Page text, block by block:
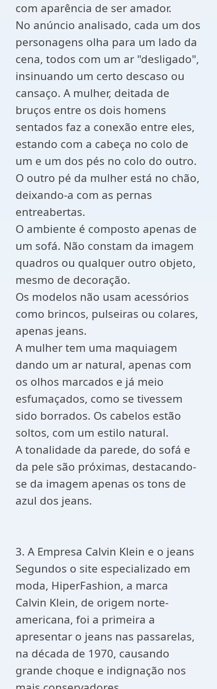
com aparência de ser amador.
No anúncio analisado, cada um dos
personagens olha para um lado da
cena, todos com um ar "desligado",
insinuando um certo descaso ou
cansaço. A mulher, deitada de
bruços entre os dois homens
sentados faz a conexão entre eles,
estando com a cabeça no colo de
um e um dos pés no colo do outro.
O outro pé da mulher está no chão,
deixando-a com as pernas
entreabertas.
O ambiente é composto apenas de
um sofá. Não constam da imagem
quadros ou qualquer outro objeto,
mesmo de decoração.
Os modelos não usam acessórios
como brincos, pulseiras ou colares,
apenas jeans.
A mulher tem uma maquiagem
dando um ar natural, apenas com
os olhos marcados e já meio
esfumaçados, como se tivessem
sido borrados. Os cabelos estão
soltos, com um estilo natural.
A tonalidade da parede, do sofá e
da pele são próximas, destacando-
se da imagem apenas os tons de
azul dos jeans.
3. A Empresa Calvin Klein e o jeans
Segundos o site especializado em
moda, HiperFashion, a marca
Calvin Klein, de origem norte-
americana, foi a primeira a
apresentar o jeans nas passarelas,
na década de 1970, causando
grande choque e indignação nos